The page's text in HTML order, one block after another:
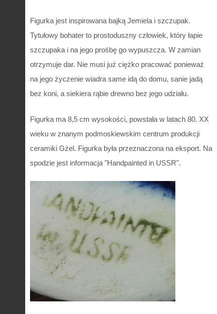
Figurka jest inspirowana bajką Jemiela i szczupak.
Tytułowy bohater to prostoduszny człowiek, który łapie
szczupaka i na jego prośbę go wypuszcza. W zamian
otrzymuje dar. Nie musi już ciężko pracować ponieważ
na jego życzenie wiadra same idą do domu, sanie jadą
bez koni, a siekiera rąbie drewno bez jego udziału.
Figurka ma 8,5 cm wysokości, powstała w latach 80. XX
wieku w znanym podmoskiewskim centrum produkcji
ceramiki Gżel. Figurka była przeznaczona na eksport. Na
spodzie jest informacja "Handpainted in USSR".